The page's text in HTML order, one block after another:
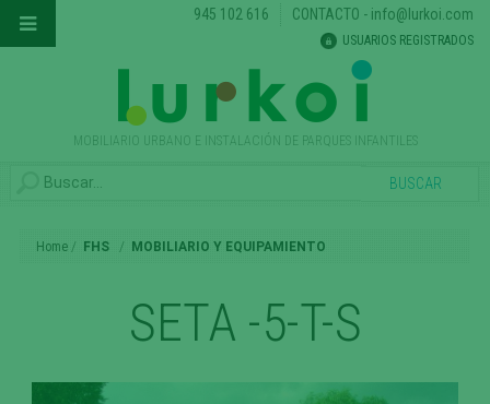
MOBILIARIO URBANO E INSTALACIÓN DE PARQUES INFANTILES
945 102 616 CONTACTO - info@lurkoi.com
USUARIOS REGISTRADOS
Home FHS MOBILIARIO Y EQUIPAMIENTO
SETA -5-T-S